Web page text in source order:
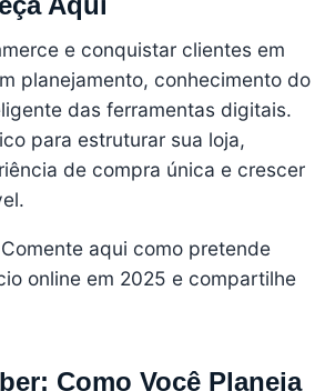
e conquistar clientes em
planejamento, conhecimento do
das ferramentas digitais.
para estruturar sua loja,
de compra única e crescer
aqui como pretende
online em 2025 e compartilhe
Como Você Planeja